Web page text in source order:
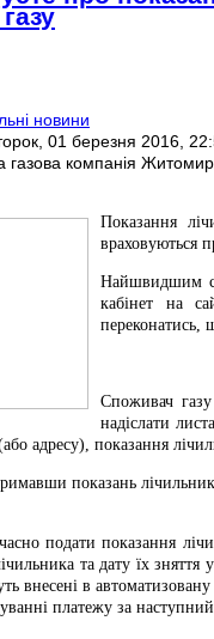
новини
01 березня 2016,
газова компанія
Показання
враховуються
Найшвидшим
кабінет на
переконатись,
Споживач
надіслати
адресу), показання
показань
подати показання
та дату їх
внесені в
платежу за наступний